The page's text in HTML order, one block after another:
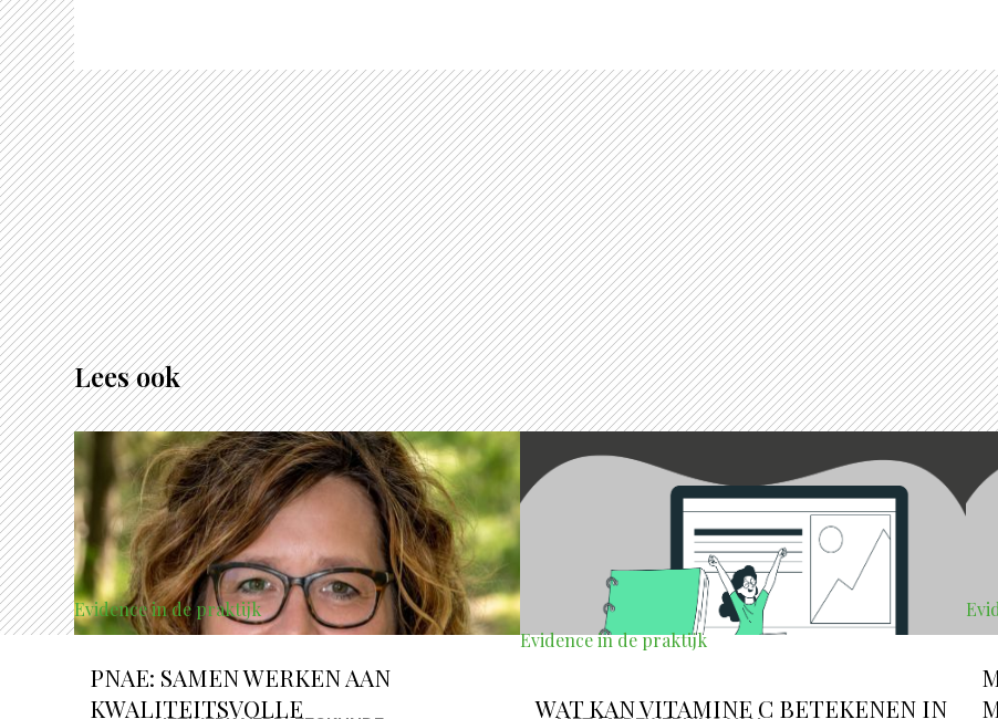
Lees ook
Evidence in de praktijk
PNAE: SAMEN WERKEN AAN
KWALITEITSVOLLE
Evidence in de praktijk
WAT KAN VITAMINE C BETEKENEN IN